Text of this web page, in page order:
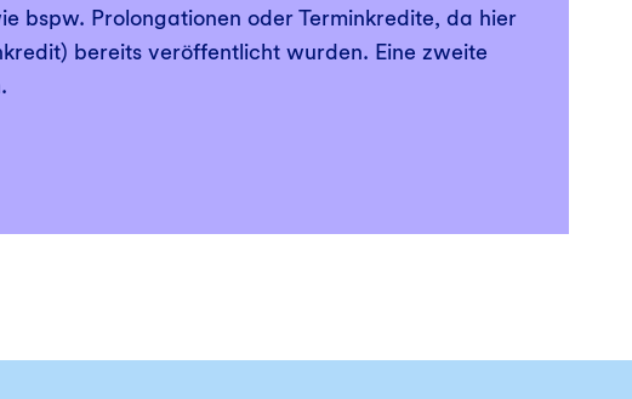
bspw. Prolongationen oder Terminkredite, da hier
bereits veröffentlicht wurden. Eine zweite